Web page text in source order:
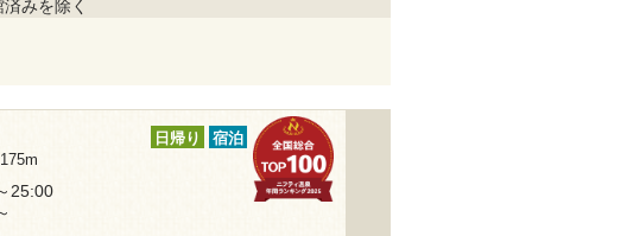
済みを除く
日帰り 宿泊
25:00